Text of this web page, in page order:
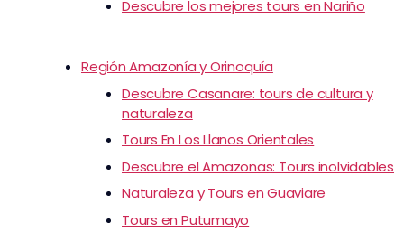
Descubre los mejores tours en Nariño
Región Amazonía y Orinoquía
Descubre Casanare: tours de cultura y
naturaleza
Tours En Los Llanos Orientales
Descubre el Amazonas: Tours inolvidables
Naturaleza y Tours en Guaviare
Tours en Putumayo